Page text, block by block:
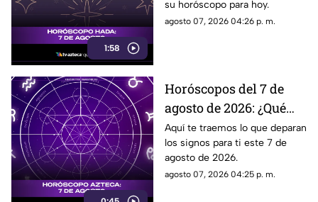
1:58
su horóscopo para hoy.
agosto 07, 2026 04:26 p. m.
Horóscopos del 7 de
agosto de 2026: ¿Qué
revelan los aztecas
hoy?
Aquí te traemos lo que deparan
los signos para ti este 7 de
agosto de 2026.
agosto 07, 2026 04:25 p. m.